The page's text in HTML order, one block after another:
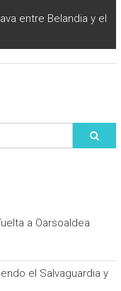
entre Belandia y el
a Oarsoaldea
el Salvaguardia y